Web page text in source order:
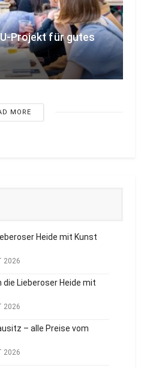
Projekt für gutes
MORE
Heide mit Kunst
2026
Lieberoser Heide mit
2026
– alle Preise vom
2026